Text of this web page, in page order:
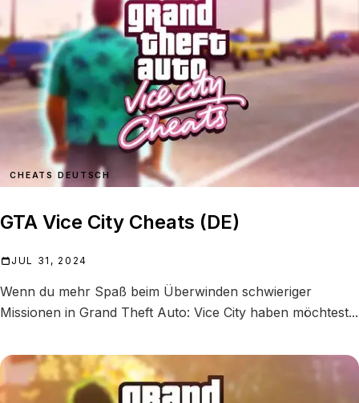
CHEATS DEUTSCH
GTA Vice City Cheats (DE)
JUL 31, 2024
Wenn du mehr Spaß beim Überwinden schwieriger
Missionen in Grand Theft Auto: Vice City haben möchtest...